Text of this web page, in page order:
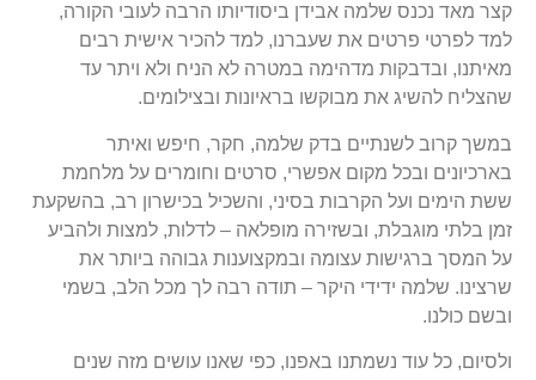
קצר מאד נכנס שלמה אבידן ביסודיותו הרבה לעובי הקורה,
למד לפרטי פרטים את שעברנו, למד להכיר אישית רבים
מאיתנו, ובדבקות מדהימה במטרה לא הניח ולא ויתר עד
שהצליח להשיג את מבוקשו בראיונות ובצילומים.
במשך קרוב לשנתיים בדק שלמה, חקר, חיפש ואיתר
בארכיונים ובכל מקום אפשרי, סרטים וחומרים על מלחמת
ששת הימים ועל הקרבות בסיני, והשכיל בכישרון רב, בהשקעת
זמן בלתי מוגבלת, ובשזירה מופלאה – לדלות, למצות ולהביע
על המסך ברגישות עצומה ובמקצוענות גבוהה ביותר את
שרצינו. שלמה ידידי היקר – תודה רבה לך מכל הלב, בשמי
ובשם כולנו.
ולסיום, כל עוד נשמתנו באפנו, כפי שאנו עושים מזה שנים